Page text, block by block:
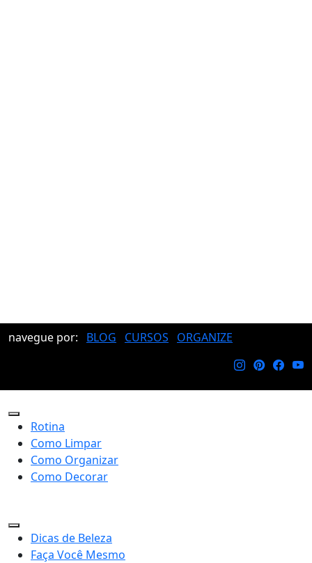
navegue por: BLOG CURSOS ORGANIZE
Rotina
Como Limpar
Como Organizar
Como Decorar
Dicas de Beleza
Faça Você Mesmo